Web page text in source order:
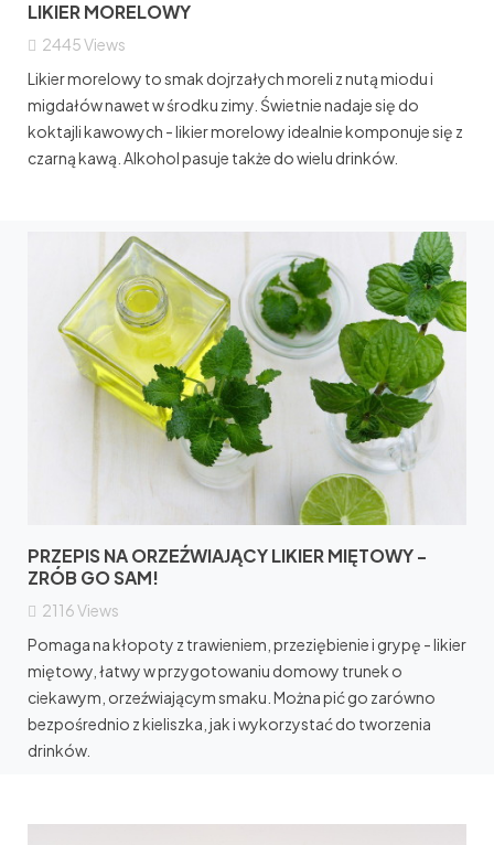
LIKIER MORELOWY
2445Views
Likier morelowy to smak dojrzałych moreli z nutą miodu i
migdałów nawet w środku zimy. Świetnie nadaje się do
koktajli kawowych - likier morelowy idealnie komponuje się z
czarną kawą. Alkohol pasuje także do wielu drinków.
PRZEPIS NA ORZEŹWIAJĄCY LIKIER MIĘTOWY -
ZRÓB GO SAM!
2116Views
Pomaga na kłopoty z trawieniem, przeziębienie i grypę - likier
miętowy, łatwy w przygotowaniu domowy trunek o
ciekawym, orzeźwiającym smaku. Można pić go zarówno
bezpośrednio z kieliszka, jak i wykorzystać do tworzenia
drinków.